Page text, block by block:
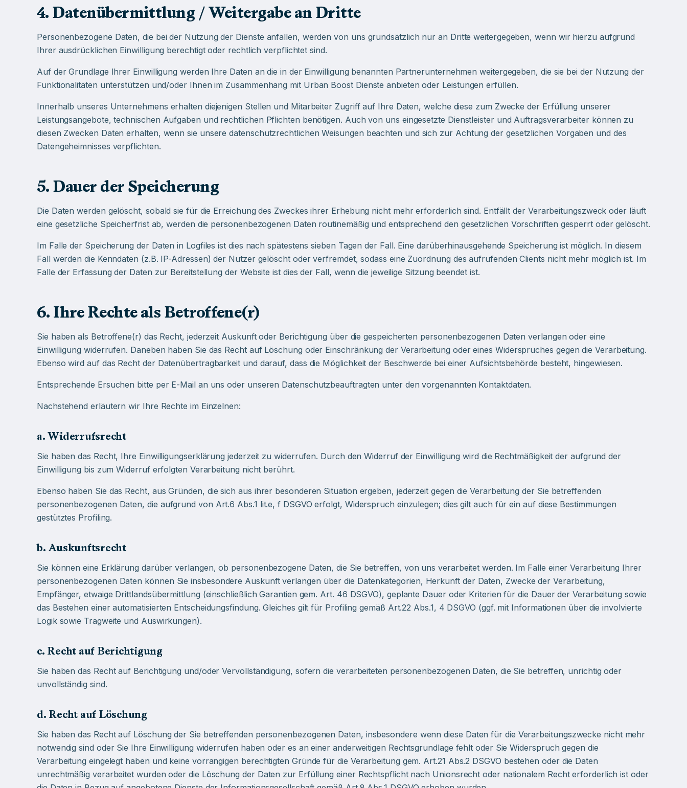
4. Datenübermittlung / Weitergabe an Dritte
Personenbezogene Daten, die bei der Nutzung der Dienste anfallen, werden von uns grundsätzlich nur an Dritte weitergegeben, wenn wir hierzu aufgrund
Ihrer ausdrücklichen Einwilligung berechtigt oder rechtlich verpflichtet sind.
Auf der Grundlage Ihrer Einwilligung werden Ihre Daten an die in der Einwilligung benannten Partnerunternehmen weitergegeben, die sie bei der Nutzung der
Funktionalitäten unterstützen und/oder Ihnen im Zusammenhang mit Urban Boost Dienste anbieten oder Leistungen erfüllen.
Innerhalb unseres Unternehmens erhalten diejenigen Stellen und Mitarbeiter Zugriff auf Ihre Daten, welche diese zum Zwecke der Erfüllung unserer
Leistungsangebote, technischen Aufgaben und rechtlichen Pflichten benötigen. Auch von uns eingesetzte Dienstleister und Auftragsverarbeiter können zu
diesen Zwecken Daten erhalten, wenn sie unsere datenschutzrechtlichen Weisungen beachten und sich zur Achtung der gesetzlichen Vorgaben und des
Datengeheimnisses verpflichten.
5. Dauer der Speicherung
Die Daten werden gelöscht, sobald sie für die Erreichung des Zweckes ihrer Erhebung nicht mehr erforderlich sind. Entfällt der Verarbeitungszweck oder läuft
eine gesetzliche Speicherfrist ab, werden die personenbezogenen Daten routinemäßig und entsprechend den gesetzlichen Vorschriften gesperrt oder gelöscht.
Im Falle der Speicherung der Daten in Logfiles ist dies nach spätestens sieben Tagen der Fall. Eine darüberhinausgehende Speicherung ist möglich. In diesem
Fall werden die Kenndaten (z.B. IP-Adressen) der Nutzer gelöscht oder verfremdet, sodass eine Zuordnung des aufrufenden Clients nicht mehr möglich ist. Im
Falle der Erfassung der Daten zur Bereitstellung der Website ist dies der Fall, wenn die jeweilige Sitzung beendet ist.
6. Ihre Rechte als Betroffene(r)
Sie haben als Betroffene(r) das Recht, jederzeit Auskunft oder Berichtigung über die gespeicherten personenbezogenen Daten verlangen oder eine
Einwilligung widerrufen. Daneben haben Sie das Recht auf Löschung oder Einschränkung der Verarbeitung oder eines Widerspruches gegen die Verarbeitung.
Ebenso wird auf das Recht der Datenübertragbarkeit und darauf, dass die Möglichkeit der Beschwerde bei einer Aufsichtsbehörde besteht, hingewiesen.
Entsprechende Ersuchen bitte per E-Mail an uns oder unseren Datenschutzbeauftragten unter den vorgenannten Kontaktdaten.
Nachstehend erläutern wir Ihre Rechte im Einzelnen:
a. Widerrufsrecht
Sie haben das Recht, Ihre Einwilligungserklärung jederzeit zu widerrufen. Durch den Widerruf der Einwilligung wird die Rechtmäßigkeit der aufgrund der
Einwilligung bis zum Widerruf erfolgten Verarbeitung nicht berührt.
Ebenso haben Sie das Recht, aus Gründen, die sich aus ihrer besonderen Situation ergeben, jederzeit gegen die Verarbeitung der Sie betreffenden
personenbezogenen Daten, die aufgrund von Art.6 Abs.1 lit.e, f DSGVO erfolgt, Widerspruch einzulegen; dies gilt auch für ein auf diese Bestimmungen
gestütztes Profiling.
b. Auskunftsrecht
Sie können eine Erklärung darüber verlangen, ob personenbezogene Daten, die Sie betreffen, von uns verarbeitet werden. Im Falle einer Verarbeitung Ihrer
personenbezogenen Daten können Sie insbesondere Auskunft verlangen über die Datenkategorien, Herkunft der Daten, Zwecke der Verarbeitung,
Empfänger, etwaige Drittlandsübermittlung (einschließlich Garantien gem. Art. 46 DSGVO), geplante Dauer oder Kriterien für die Dauer der Verarbeitung sowie
das Bestehen einer automatisierten Entscheidungsfindung. Gleiches gilt für Profiling gemäß Art.22 Abs.1, 4 DSGVO (ggf. mit Informationen über die involvierte
Logik sowie Tragweite und Auswirkungen).
c. Recht auf Berichtigung
Sie haben das Recht auf Berichtigung und/oder Vervollständigung, sofern die verarbeiteten personenbezogenen Daten, die Sie betreffen, unrichtig oder
unvollständig sind.
d. Recht auf Löschung
Sie haben das Recht auf Löschung der Sie betreffenden personenbezogenen Daten, insbesondere wenn diese Daten für die Verarbeitungszwecke nicht mehr
notwendig sind oder Sie Ihre Einwilligung widerrufen haben oder es an einer anderweitigen Rechtsgrundlage fehlt oder Sie Widerspruch gegen die
Verarbeitung eingelegt haben und keine vorrangigen berechtigten Gründe für die Verarbeitung gem. Art.21 Abs.2 DSGVO bestehen oder die Daten
unrechtmäßig verarbeitet wurden oder die Löschung der Daten zur Erfüllung einer Rechtspflicht nach Unionsrecht oder nationalem Recht erforderlich ist oder